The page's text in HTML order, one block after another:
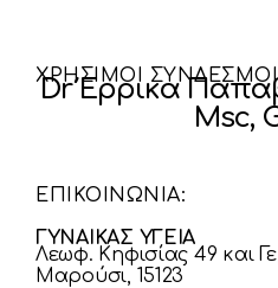
Dr Έρρικα
Msc,
ΧΡΗΣΙΜΟΙ ΣΥΝΔΕΣΜΟΙ
ΕΠΙΚΟΙΝΩΝΙΑ:
ΓΥΝΑΙΚΑΣ ΥΓΕΙΑ
Λεωφ. Κηφισίας 49 και
Μαρούσι, 15123